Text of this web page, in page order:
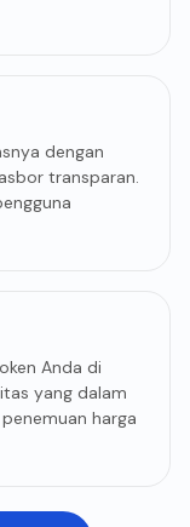
dengan
transparan.
Anda di
yang dalam
harga